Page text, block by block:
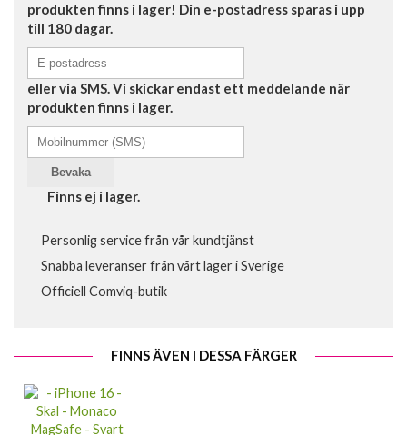
produkten finns i lager! Din e-postadress sparas i upp
till 180 dagar.
eller via SMS. Vi skickar endast ett meddelande när
produkten finns i lager.
Bevaka
Finns ej i lager.
Personlig service från vår kundtjänst
Snabba leveranser från vårt lager i Sverige
Officiell Comviq-butik
FINNS ÄVEN I DESSA FÄRGER